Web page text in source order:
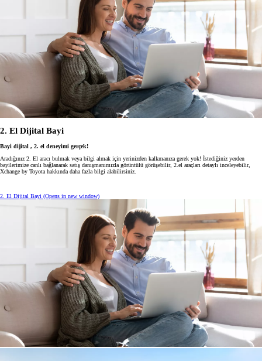
2. El Dijital Bayi
Bayi dijital , 2. el deneyimi gerçek!
Aradığınız 2. El aracı bulmak veya bilgi almak için yerinizden kalkmanıza gerek yok! İstediğiniz yerden
bayilerimize canlı bağlanarak satış danışmanımızla görüntülü görüşebilir, 2.el araçları detaylı inceleyebilir,
Xchange by Toyota hakkında daha fazla bilgi alabilirsiniz.
2. El Dijital Bayi (Opens in new window)